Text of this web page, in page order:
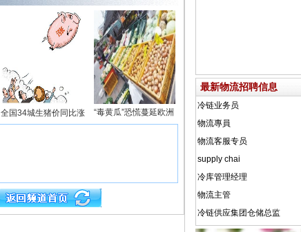
全国34城生猪价同比涨 “毒黄瓜”恐慌蔓延欧洲
最新物流招聘信息